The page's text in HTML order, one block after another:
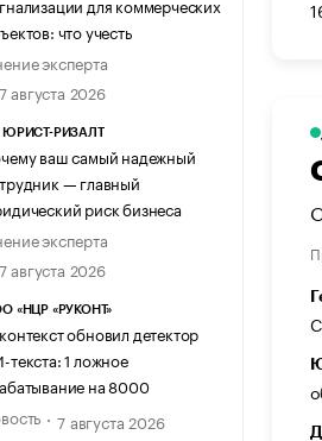
что учесть
эксперта
7 августа 2026
ЮРИСТ-РИЗАЛТ
ваш самый надежный
— главный
риск бизнеса
эксперта
7 августа 2026
«НЦР «РУКОНТ»
обновил детектор
текста: 1 ложное
на 8000
7 августа 2026